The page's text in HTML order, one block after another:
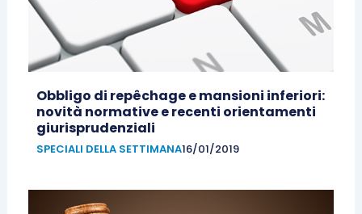
Obbligo di repêchage e mansioni inferiori:
novità normative e recenti orientamenti
giurisprudenziali
SPECIALI DELLA SETTIMANA16/01/2019